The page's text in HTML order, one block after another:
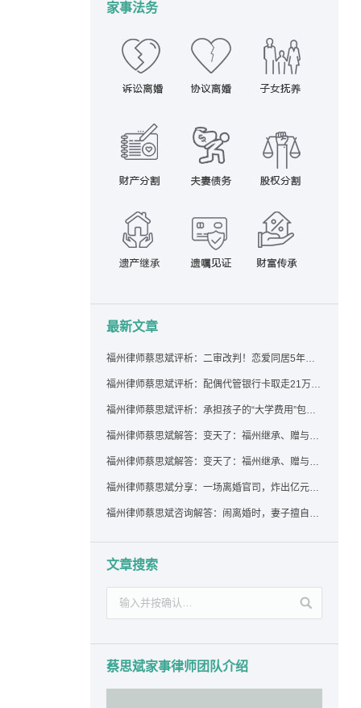
家事法务
最新文章
福州律师蔡思斌评析：二审改判！恋爱同居5年为女友买车，分手后能要回吗？
福州律师蔡思斌评析：配偶代管银行卡取走21万，离婚后这笔钱还要得回来吗？
福州律师蔡思斌评析：承担孩子的“大学费用”包括高额留学费用吗？
福州律师蔡思斌解答：变天了：福州继承、赠与房产转让要收20%个税？福州国税官方回复来了！
福州律师蔡思斌解答：变天了：福州继承、赠与房产转让要收20%个税？福州国税官方回答来了！
福州律师蔡思斌分享：一场离婚官司，炸出亿元“糊涂账”：本想分割家产，结果“自爆”了家底
福州律师蔡思斌咨询解答：闹离婚时，妻子擅自带走孩子并阻止其上学，违法吗？该如何维权？
文章搜索
蔡思斌家事律师团队介绍